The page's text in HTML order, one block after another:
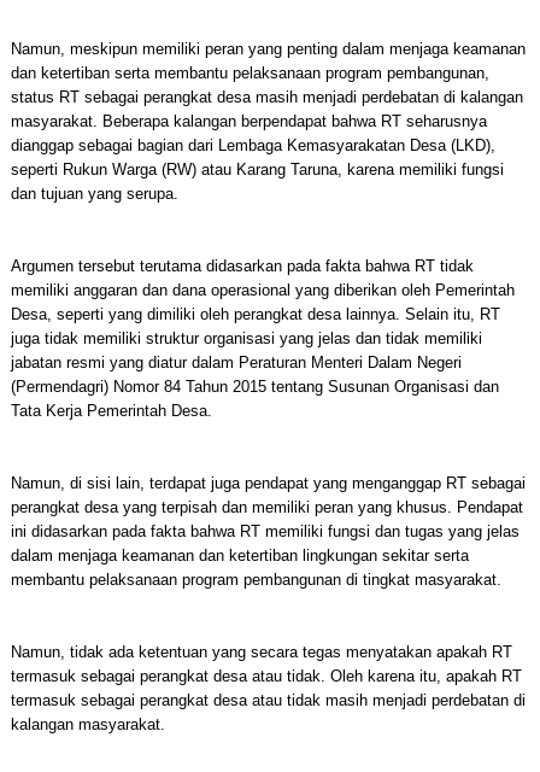
Namun, meskipun memiliki peran yang penting dalam menjaga keamanan
dan ketertiban serta membantu pelaksanaan program pembangunan,
status RT sebagai perangkat desa masih menjadi perdebatan di kalangan
masyarakat. Beberapa kalangan berpendapat bahwa RT seharusnya
dianggap sebagai bagian dari Lembaga Kemasyarakatan Desa (LKD),
seperti Rukun Warga (RW) atau Karang Taruna, karena memiliki fungsi
dan tujuan yang serupa.
Argumen tersebut terutama didasarkan pada fakta bahwa RT tidak
memiliki anggaran dan dana operasional yang diberikan oleh Pemerintah
Desa, seperti yang dimiliki oleh perangkat desa lainnya. Selain itu, RT
juga tidak memiliki struktur organisasi yang jelas dan tidak memiliki
jabatan resmi yang diatur dalam Peraturan Menteri Dalam Negeri
(Permendagri) Nomor 84 Tahun 2015 tentang Susunan Organisasi dan
Tata Kerja Pemerintah Desa.
Namun, di sisi lain, terdapat juga pendapat yang menganggap RT sebagai
perangkat desa yang terpisah dan memiliki peran yang khusus. Pendapat
ini didasarkan pada fakta bahwa RT memiliki fungsi dan tugas yang jelas
dalam menjaga keamanan dan ketertiban lingkungan sekitar serta
membantu pelaksanaan program pembangunan di tingkat masyarakat.
Namun, tidak ada ketentuan yang secara tegas menyatakan apakah RT
termasuk sebagai perangkat desa atau tidak. Oleh karena itu, apakah RT
termasuk sebagai perangkat desa atau tidak masih menjadi perdebatan di
kalangan masyarakat.